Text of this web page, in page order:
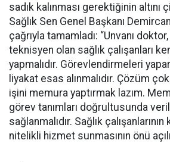
sadık kalınması gerektiğinin
Sağlık Sen Genel Başkanı
çağrıyla tamamladı: “Unvanı
teknisyen olan sağlık çalışanları
yapmalıdır. Görevlendirmeleri
liyakat esas alınmalıdır. Çözüm
işini memura yaptırmak lazım.
görev tanımları doğrultusunda
sağlanmalıdır. Sağlık
nitelikli hizmet sunmasının önü